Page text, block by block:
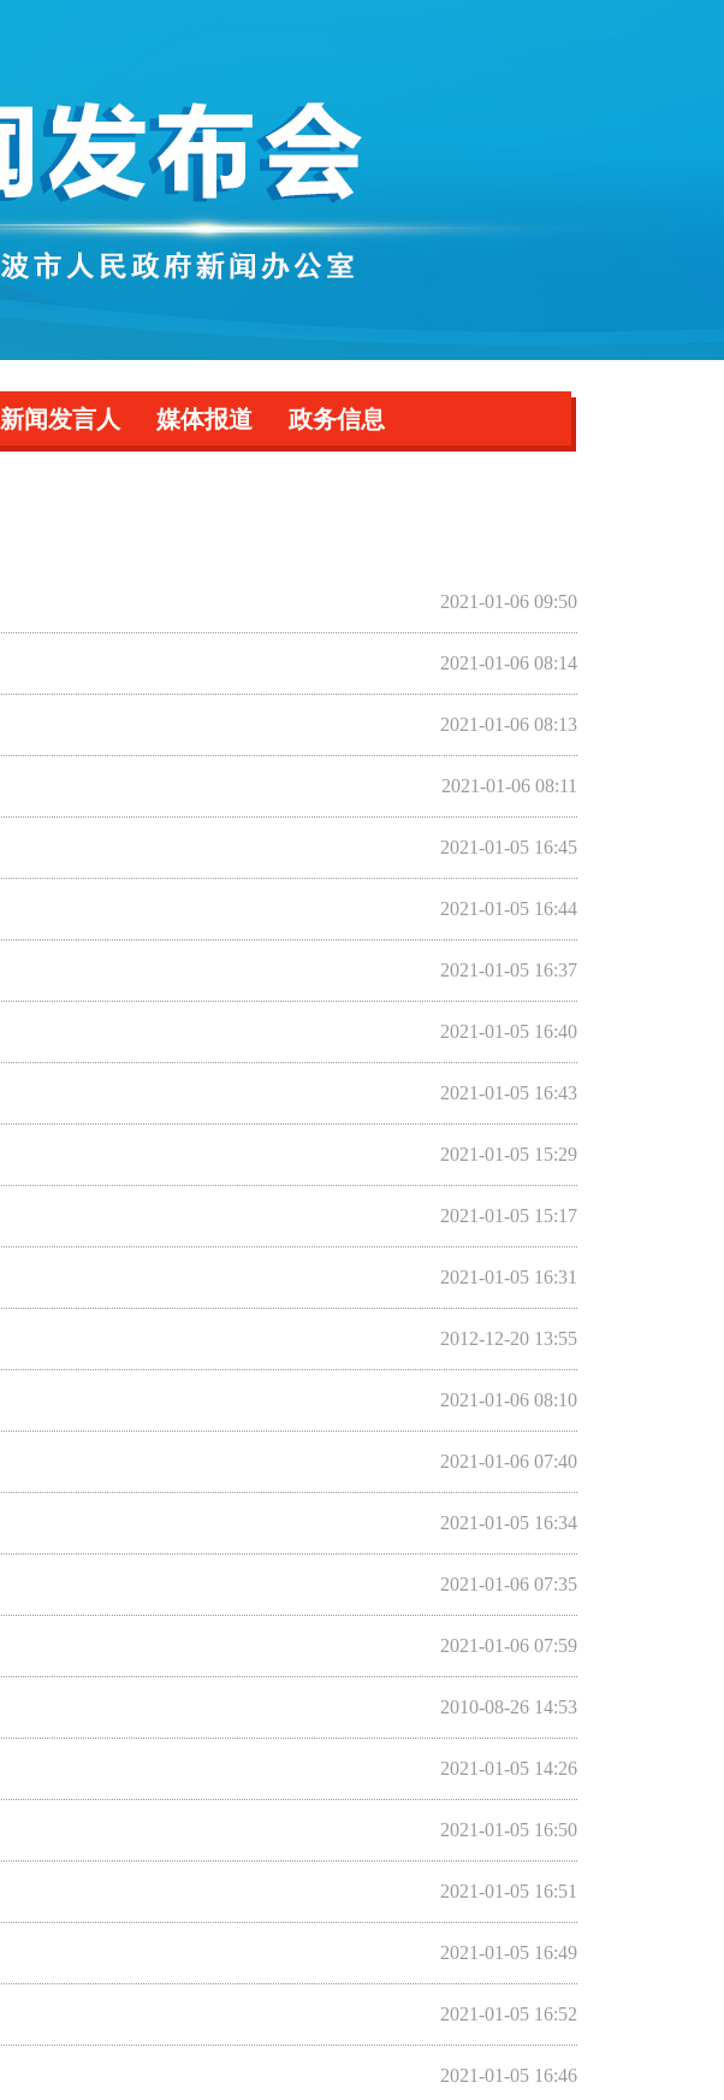
新闻发言人 媒体报道 政务信息
2021-01-06 09:50
2021-01-06 08:14
2021-01-06 08:13
2021-01-06 08:11
2021-01-05 16:45
2021-01-05 16:44
2021-01-05 16:37
2021-01-05 16:40
2021-01-05 16:43
2021-01-05 15:29
2021-01-05 15:17
2021-01-05 16:31
2012-12-20 13:55
2021-01-06 08:10
2021-01-06 07:40
2021-01-05 16:34
2021-01-06 07:35
2021-01-06 07:59
2010-08-26 14:53
2021-01-05 14:26
2021-01-05 16:50
2021-01-05 16:51
2021-01-05 16:49
2021-01-05 16:52
2021-01-05 16:46